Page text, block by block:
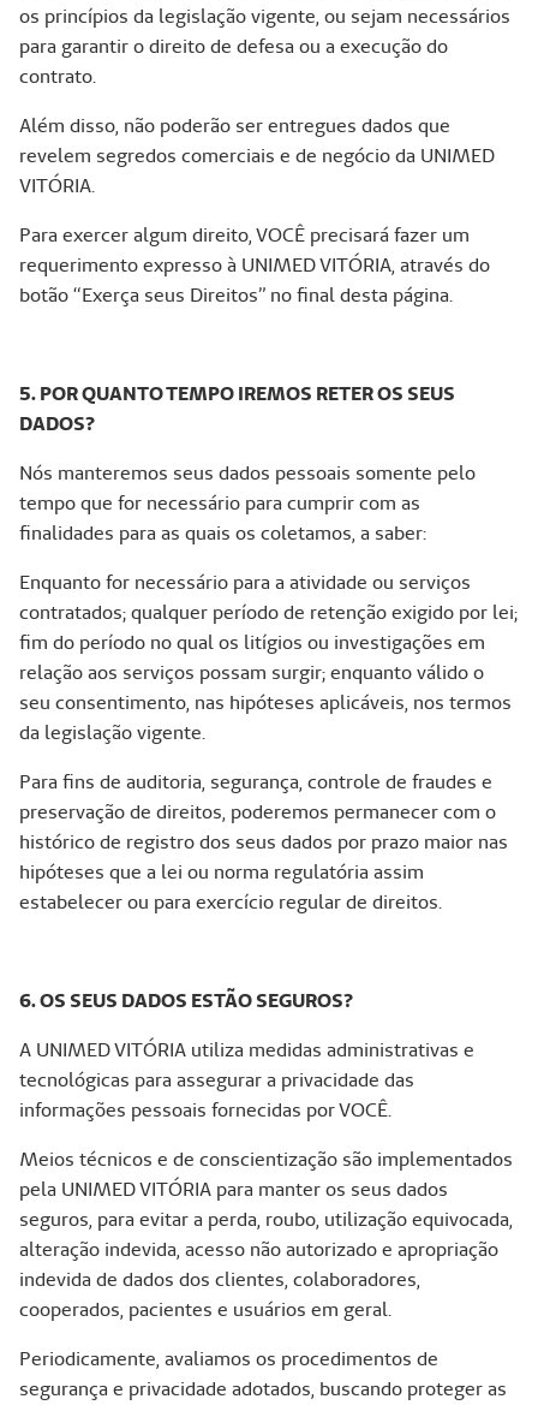
os princípios da legislação vigente, ou sejam necessários
para garantir o direito de defesa ou a execução do
contrato.
Além disso, não poderão ser entregues dados que
revelem segredos comerciais e de negócio da UNIMED
VITÓRIA.
Para exercer algum direito, VOCÊ precisará fazer um
requerimento expresso à UNIMED VITÓRIA, através do
botão “Exerça seus Direitos” no final desta página.
5. POR QUANTO TEMPO IREMOS RETER OS SEUS
DADOS?
Nós manteremos seus dados pessoais somente pelo
tempo que for necessário para cumprir com as
finalidades para as quais os coletamos, a saber:
Enquanto for necessário para a atividade ou serviços
contratados; qualquer período de retenção exigido por lei;
fim do período no qual os litígios ou investigações em
relação aos serviços possam surgir; enquanto válido o
seu consentimento, nas hipóteses aplicáveis, nos termos
da legislação vigente.
Para fins de auditoria, segurança, controle de fraudes e
preservação de direitos, poderemos permanecer com o
histórico de registro dos seus dados por prazo maior nas
hipóteses que a lei ou norma regulatória assim
estabelecer ou para exercício regular de direitos.
6. OS SEUS DADOS ESTÃO SEGUROS?
A UNIMED VITÓRIA utiliza medidas administrativas e
tecnológicas para assegurar a privacidade das
informações pessoais fornecidas por VOCÊ.
Meios técnicos e de conscientização são implementados
pela UNIMED VITÓRIA para manter os seus dados
seguros, para evitar a perda, roubo, utilização equivocada,
alteração indevida, acesso não autorizado e apropriação
indevida de dados dos clientes, colaboradores,
cooperados, pacientes e usuários em geral.
Periodicamente, avaliamos os procedimentos de
segurança e privacidade adotados, buscando proteger as